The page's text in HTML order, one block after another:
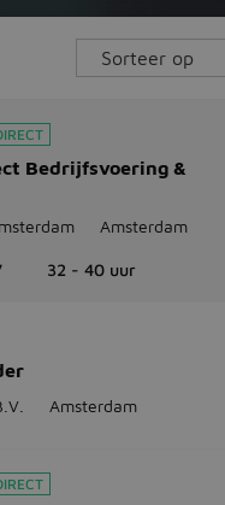
Bedrijfsvoering &
Amsterdam
32 - 40 uur
Amsterdam